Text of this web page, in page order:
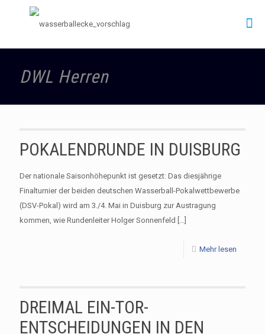
DWL Herren
POKALENDRUNDE IN DUISBURG
Der nationale Saisonhöhepunkt ist gesetzt: Das diesjährige
Finalturnier der beiden deutschen Wasserball-Pokalwettbewerbe
(DSV-Pokal) wird am 3./4. Mai in Duisburg zur Austragung
kommen, wie Rundenleiter Holger Sonnenfeld […]
Mehr lesen
DREIMAL EIN-TOR-
ENTSCHEIDUNGEN IN DEN